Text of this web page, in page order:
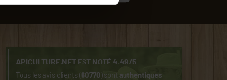
APICULTURE.NET EST NOTÉ 4.49/5
Tous les avis clients (60770) sont authentiques